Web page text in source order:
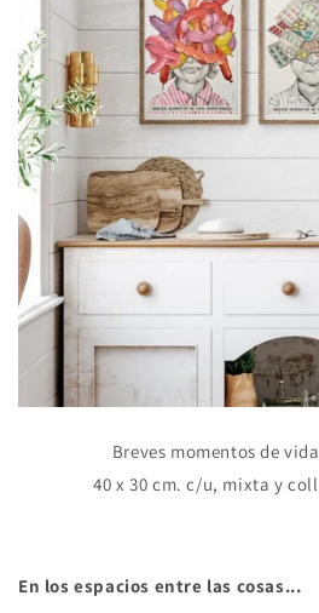
Breves momentos de
40 x 30 cm. c/u, mixta y
En los espacios entre las cosas...